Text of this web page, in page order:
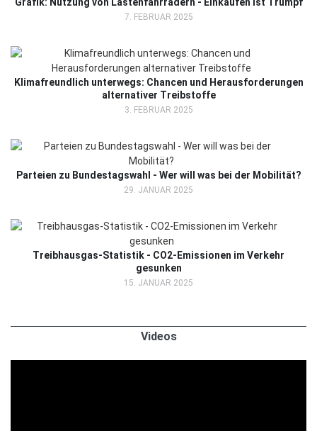
7. FEBRUAR 2025
Klimafreundlich unterwegs: Chancen und Herausforderungen
alternativer Treibstoffe
3. FEBRUAR 2025
Parteien zu Bundestagswahl - Wer will was bei der Mobilität?
29. JANUAR 2025
Treibhausgas-Statistik - CO2-Emissionen im Verkehr
gesunken
15. JANUAR 2025
Videos